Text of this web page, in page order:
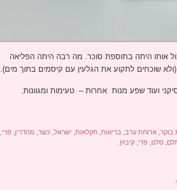
אותו היתה בתוספת סוכר. מה רבה היתה הפליאה
שוכחים לתקוע את הגלעין עם קיסמים בתוך מים).
ועוד שפע מנות אחרות – טעימות ומגוונות.
בוקר, ארוחת ערב, בריאות, חקלאות, ישראל, כשר, מהדרין פרי
סלט פרי קיבוץ.